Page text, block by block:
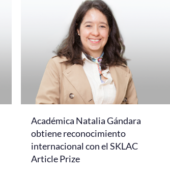
Académica Natalia Gándara
obtiene reconocimiento
internacional con el SKLAC
Article Prize